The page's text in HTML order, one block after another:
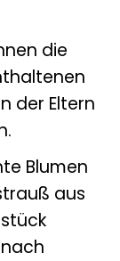
die
der Eltern
Blumen
aus